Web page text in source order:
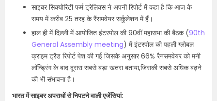
साइबर सिक्योरिटी फर्म ट्रेलिक्स ने अपनी रिपोर्ट में कहा है कि आज के
समय में करीब 25 तरह के रैंसमवेयर सर्कुलेशन में हैं।
हाल ही में दिल्ली में आयोजित इंटरपोल की 90वीं महासभा की बैठक (90th
General Assembly meeting) में इंटरपोल की पहली ग्लोबल
क्राइम ट्रेंड रिपोर्ट पेश की गई जिसके अनुसार 66% रैनसमवेयर को मनी
लॉन्ड्रिंग के बाद दूसरा सबसे बड़ा खतरा बताया,जिसकी सबसे अधिक बढ़ने
की भी संभावना है।
भारत में साइबर अपराधों से निपटने वाली एजेंसियां: